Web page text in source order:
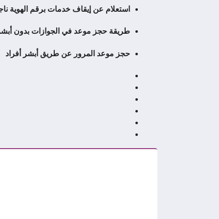
استعلام عن إيقاف خدمات برقم الهوية
طريقة حجز موعد في الجوازات بدون
حجز موعد المرور عن طريق أبشر أفراد